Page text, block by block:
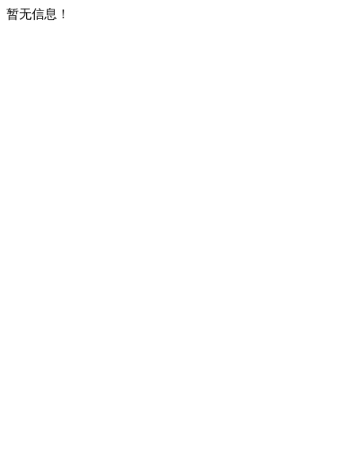
暂无信息！